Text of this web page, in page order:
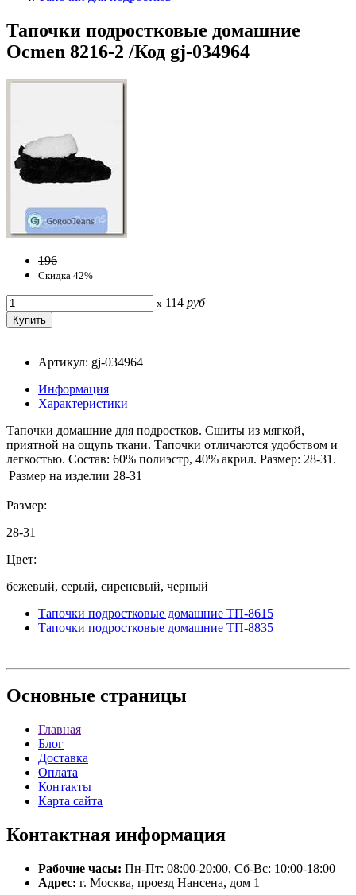
Тапочки подростковые домашние
Ocmen 8216-2 /Код gj-034964
196
Скидка 42%
x 114 руб
Артикул: gj-034964
Информация
Характеристики
Тапочки домашние для подростков. Сшиты из мягкой,
приятной на ощупь ткани. Тапочки отличаются удобством и
легкостью. Состав: 60% полиэстр, 40% акрил. Размер: 28-31.
Размер на изделии 28-31
Размер:
28-31
Цвет:
бежевый, серый, сиреневый, черный
Тапочки подростковые домашние ТП-8615
Тапочки подростковые домашние ТП-8835
Основные страницы
Главная
Блог
Доставка
Оплата
Контакты
Карта сайта
Контактная информация
Рабочие часы: Пн-Пт: 08:00-20:00, Сб-Вс: 10:00-18:00
Адрес: г. Москва, проезд Нансена, дом 1